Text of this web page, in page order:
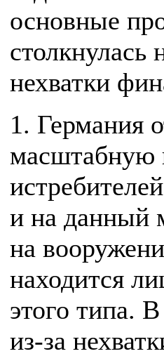
основные
столкнулась
нехватки
1. Германия
масштабную
и на данный
на
находится
этого типа.
из-за